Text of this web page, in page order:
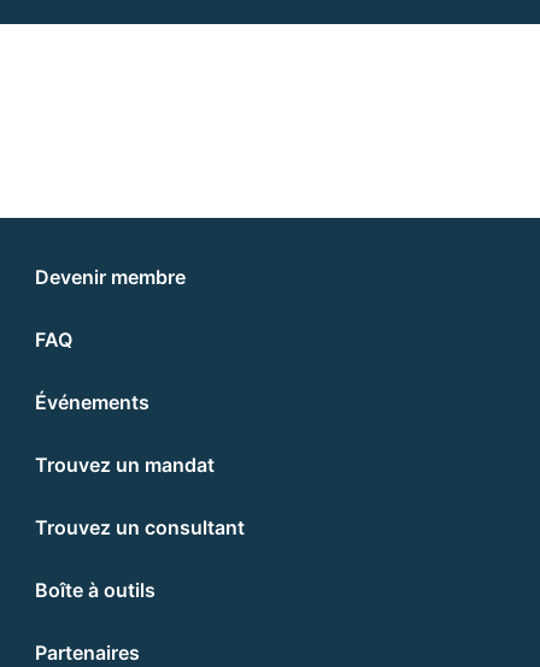
Devenir membre
FAQ
Événements
Trouvez un mandat
Trouvez un consultant
Boîte à outils
Partenaires